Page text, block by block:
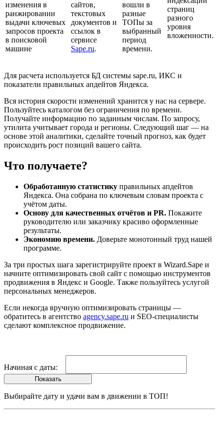
изменения в
ранжировании
выдачи ключевых
запросов проекта
в поисковой
машине
сайтов,
текстовых
документов и
ссылок в
сервисе
Sape.ru.
вошли в
разные
ТОПы за
выбранный
период
времени.
страниц
разного
уровня
вложенности.
Для расчета используется БД системы sape.ru, ИКС и
показатели правильных апдейтов Яндекса.
Вся история скорости изменений хранится у нас на сервере.
Пользуйтесь каталогом без ограничения по времени.
Получайте информацию по заданным числам. По запросу,
утилита учитывает города и регионы. Следующий шаг — на
основе этой аналитики, сделайте точный прогноз, как будет
происходить рост позиций вашего сайта.
Что получаете?
Обработанную статистику правильных апдейтов
Яндекса. Она собрана по ключевым словам проекта с
учётом даты.
Основу для качественных отчётов и PR. Покажите
руководителю или заказчику красиво оформленные
результаты.
Экономию времени. Доверьте монотонный труд нашей
программе.
За три простых шага зарегистрируйте проект в Wizard.Sape и
начните оптимизировать свой сайт с помощью инструментов
продвижения в Яндекс и Google. Также пользуйтесь услугой
персональных менеджеров.
Если некогда вручную оптимизировать страницы —
обратитесь в агентство agency.sape.ru и SEO-специалисты
сделают комплексное продвижение.
Начиная с даты:
Показать
Выбирайте дату и удачи вам в движении в ТОП!